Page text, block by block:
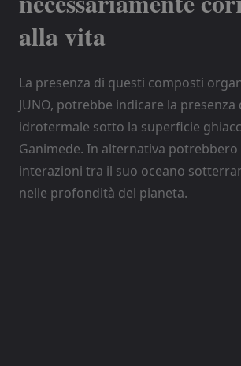
alla vita
La presenza di questi composti
JUNO, potrebbe indicare la
idrotermale sotto la superficie
Ganimede. In alternativa potrebbero
interazioni tra il suo oceano
nelle profondità del pianeta.